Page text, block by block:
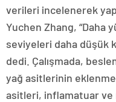
verileri incelenerek
Yuchen Zhang, “Daha
seviyeleri daha düşük
dedi. Çalışmada,
yağ asitlerinin
asitleri, inflamatuar